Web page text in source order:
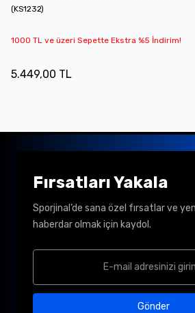
(KS1232)
1000 TL ve üzeri Sepette Ekstra %5 İndirim!
5.449,00 TL
Fırsatları Yakala
Sporjinal’de sana özel fırsatlar ve
haberdar olmak için kaydol.
Gönder